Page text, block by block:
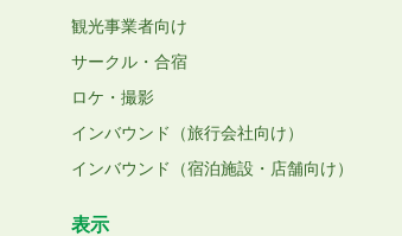
観光事業者向け
サークル・合宿
ロケ・撮影
インバウンド（旅行会社向け）
インバウンド（宿泊施設・店舗向け）
表示